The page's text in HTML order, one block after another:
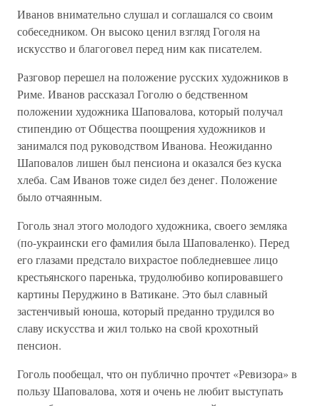
Иванов внимательно слушал и соглашался со своим
собеседником. Он высоко ценил взгляд Гоголя на
искусство и благоговел перед ним как писателем.
Разговор перешел на положение русских художников в
Риме. Иванов рассказал Гоголю о бедственном
положении художника Шаповалова, который получал
стипендию от Общества поощрения художников и
занимался под руководством Иванова. Неожиданно
Шаповалов лишен был пенсиона и оказался без куска
хлеба. Сам Иванов тоже сидел без денег. Положение
было отчаянным.
Гоголь знал этого молодого художника, своего земляка
(по-украински его фамилия была Шаповаленко). Перед
его глазами предстало вихрастое побледневшее лицо
крестьянского паренька, трудолюбиво копировавшего
картины Перуджино в Ватикане. Это был славный
застенчивый юноша, который преданно трудился во
славу искусства и жил только на свой крохотный
пенсион.
Гоголь пообещал, что он публично прочтет «Ревизора» в
пользу Шаповалова, хотя и очень не любит выступать